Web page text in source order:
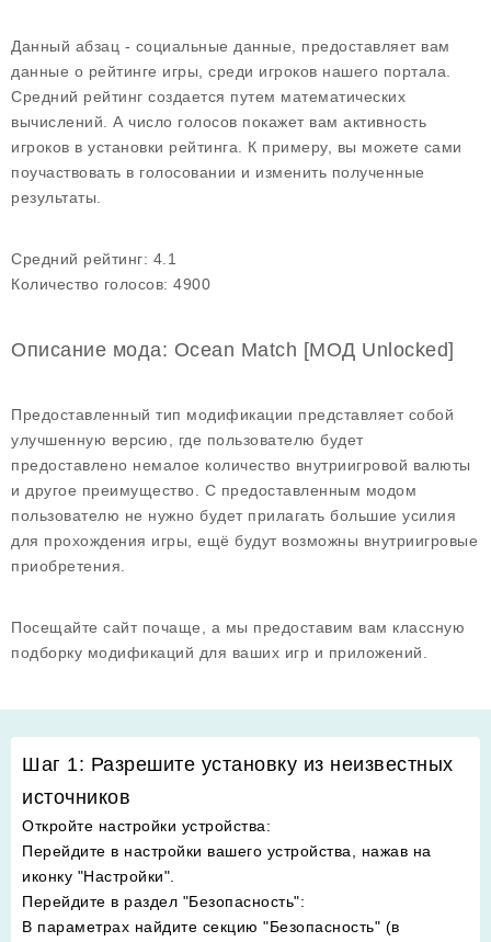
Данный абзац - социальные данные, предоставляет вам
данные о рейтинге игры, среди игроков нашего портала.
Средний рейтинг создается путем математических
вычислений. А число голосов покажет вам активность
игроков в установки рейтинга. К примеру, вы можете сами
поучаствовать в голосовании и изменить полученные
результаты.
Средний рейтинг: 4.1
Количество голосов: 4900
Описание мода: Ocean Match [МОД Unlocked]
Предоставленный тип модификации представляет собой
улучшенную версию, где пользователю будет
предоставлено немалое количество внутриигровой валюты
и другое преимущество. С предоставленным модом
пользователю не нужно будет прилагать большие усилия
для прохождения игры, ещё будут возможны внутриигровые
приобретения.
Посещайте сайт почаще, а мы предоставим вам классную
подборку модификаций для ваших игр и приложений.
Шаг 1: Разрешите установку из неизвестных
источников
Откройте настройки устройства:
Перейдите в настройки вашего устройства, нажав на
иконку "Настройки".
Перейдите в раздел "Безопасность":
В параметрах найдите секцию "Безопасность" (в